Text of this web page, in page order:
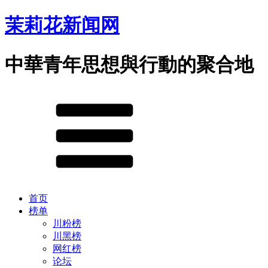
茉莉花新闻网
中華青年思想與行動的聚合地
首页
榜单
川粉榜
川黑榜
网红榜
论坛